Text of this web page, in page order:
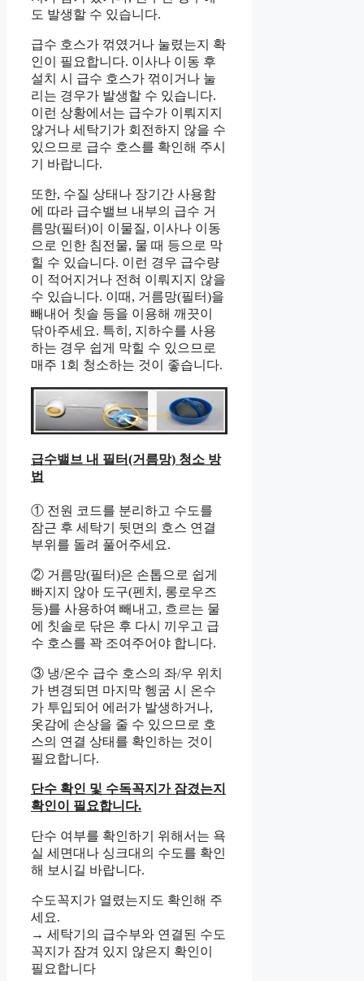
도 발생할 수 있습니다.
급수 호스가 꺾였거나 눌렸는지 확
인이 필요합니다. 이사나 이동 후
설치 시 급수 호스가 꺾이거나 눌
리는 경우가 발생할 수 있습니다.
이런 상황에서는 급수가 이뤄지지
않거나 세탁기가 회전하지 않을 수
있으므로 급수 호스를 확인해 주시
기 바랍니다.
또한, 수질 상태나 장기간 사용함
에 따라 급수밸브 내부의 급수 거
름망(필터)이 이물질, 이사나 이동
으로 인한 침전물, 물 때 등으로 막
힐 수 있습니다. 이런 경우 급수량
이 적어지거나 전혀 이뤄지지 않을
수 있습니다. 이때, 거름망(필터)을
빼내어 칫솔 등을 이용해 깨끗이
닦아주세요. 특히, 지하수를 사용
하는 경우 쉽게 막힐 수 있으므로
매주 1회 청소하는 것이 좋습니다.
급수밸브 내 필터(거름망) 청소 방
법
① 전원 코드를 분리하고 수도를
잠근 후 세탁기 뒷면의 호스 연결
부위를 돌려 풀어주세요.
② 거름망(필터)은 손톱으로 쉽게
빠지지 않아 도구(펜치, 롱로우즈
등)를 사용하여 빼내고, 흐르는 물
에 칫솔로 닦은 후 다시 끼우고 급
수 호스를 꽉 조여주어야 합니다.
③ 냉/온수 급수 호스의 좌/우 위치
가 변경되면 마지막 헹굼 시 온수
가 투입되어 에러가 발생하거나,
옷감에 손상을 줄 수 있으므로 호
스의 연결 상태를 확인하는 것이
필요합니다.
단수 확인 및 수독꼭지가 잠겼는지
확인이 필요합니다.
단수 여부를 확인하기 위해서는 욕
실 세면대나 싱크대의 수도를 확인
해 보시길 바랍니다.
수도꼭지가 열렸는지도 확인해 주
세요.
→ 세탁기의 급수부와 연결된 수도
꼭지가 잠겨 있지 않은지 확인이
필요합니다